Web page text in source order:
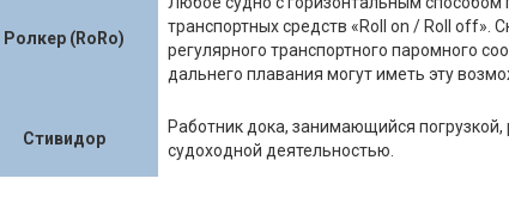
Ролкер (RoRo)
транспортных средств «Roll on / Roll off».
регулярного транспортного паромного
дальнего плавания могут иметь эту
Стивидор
Работник дока, занимающийся
судоходной деятельностью.